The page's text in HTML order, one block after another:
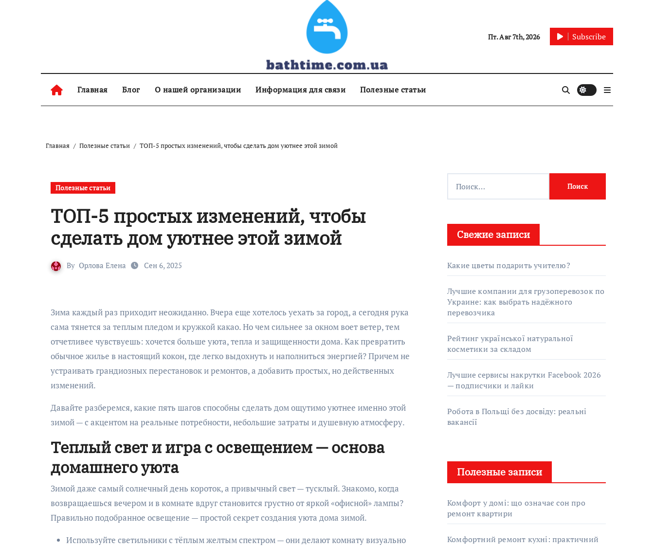
Пт. Авг 7th, 2026 Subscribe
Главная Блог О нашей организации Информация для связи Полезные статьи
Главная Полезные статьи ТОП-5 простых изменений, чтобы сделать дом уютнее этой зимой
Полезные статьи
ТОП-5 простых изменений, чтобы
сделать дом уютнее этой зимой
By Орлова Елена Сен 6, 2025
Зима каждый раз приходит неожиданно. Вчера еще хотелось уехать за город, а сегодня рука
сама тянется за теплым пледом и кружкой какао. Но чем сильнее за окном воет ветер, тем
отчетливее чувствуешь: хочется больше уюта, тепла и защищенности дома. Как превратить
обычное жилье в настоящий кокон, где легко выдохнуть и наполниться энергией? Причем не
устраивать грандиозных перестановок и ремонтов, а добавить простых, но действенных
изменений.
Давайте разберемся, какие пять шагов способны сделать дом ощутимо уютнее именно этой
зимой — с акцентом на реальные потребности, небольшие затраты и душевную атмосферу.
Теплый свет и игра с освещением — основа
домашнего уюта
Зимой даже самый солнечный день короток, а привычный свет — тусклый. Знакомо, когда
возвращаешься вечером и в комнате вдруг становится грустно от яркой «офисной» лампы?
Правильно подобранное освещение — простой секрет создания уюта дома зимой.
Используйте светильники с тёплым желтым спектром — они делают комнату визуально
Свежие записи
Какие цветы подарить учителю?
Лучшие компании для грузоперевозок по
Украине: как выбрать надёжного
перевозчика
Рейтинг української натуральної
косметики за складом
Лучшие сервисы накрутки Facebook 2026
— подписчики и лайки
Робота в Польщі без досвіду: реальні
вакансії
Полезные записи
Комфорт у домі: що означає сон про
ремонт квартири
Комфортний ремонт кухні: практичний